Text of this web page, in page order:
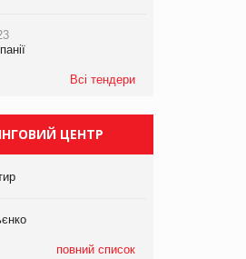
компанії «УкраМарин»
Всі тендери
ЦЕНТР
повний список